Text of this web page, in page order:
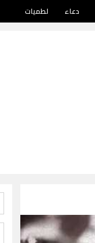
دعاء لطميات